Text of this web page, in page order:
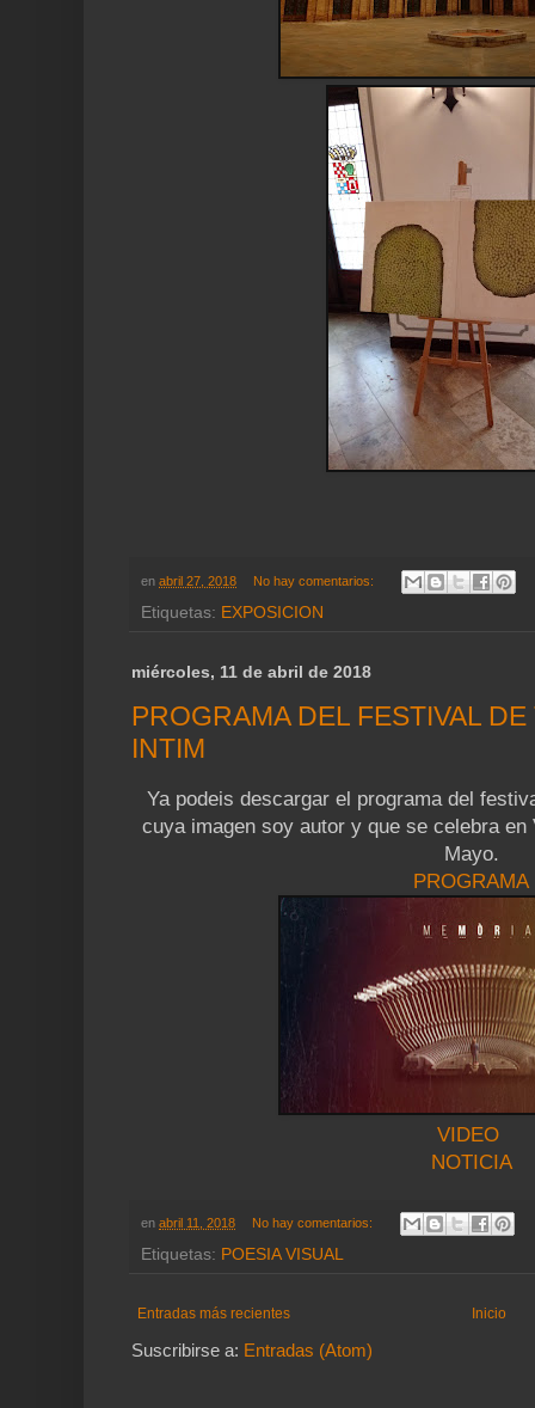
en abril 27, 2018 No hay comentarios:
Etiquetas: EXPOSICION
miércoles, 11 de abril de 2018
PROGRAMA DEL FESTIVAL
INTIM
Ya podeis descargar el programa del
cuya imagen soy autor y que se celebra
Mayo.
PROGRAMA
VIDEO
NOTICIA
en abril 11, 2018 No hay comentarios:
Etiquetas: POESIA VISUAL
Entradas más recientes Inicio
Suscribirse a: Entradas (Atom)